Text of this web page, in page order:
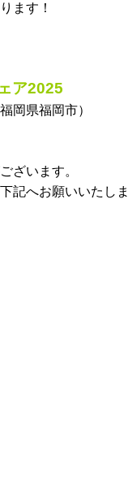
ます！
ア2025
岡県福岡市）
ざいます。
記へお願いいたし